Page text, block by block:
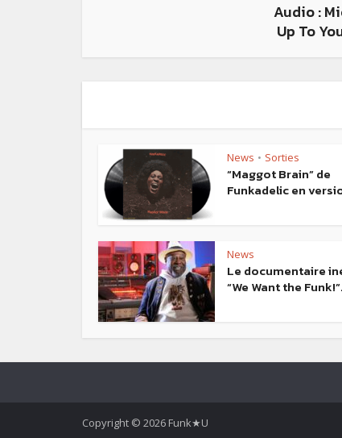
Audio :
Up To
News • Sorties
“Maggot Brain” de
Funkadelic en
News
Le documentaire
“We Want the
Copyright © 2026 Funk★U